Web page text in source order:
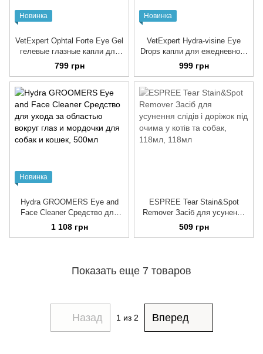
Новинка
VetExpert Ophtal Forte Eye Gel
гелевые глазные капли для
собак и кошек
799 грн
Новинка
VetExpert Hydra-visine Eye
Drops капли для ежедневного
увлажнения глаз собак и
кошек
999 грн
Новинка
Hydra GROOMERS Eye and
Face Cleaner Средство для
ухода за областью вокруг
глаз и мордочки для собак и
1 108 грн
ESPREE Tear Stain&Spot
Remover Засіб для усунення
слідів і доріжок під очима у
котів та собак, 118мл
509 грн
Показать еще 7 товаров
Назад 1 из 2 Вперед